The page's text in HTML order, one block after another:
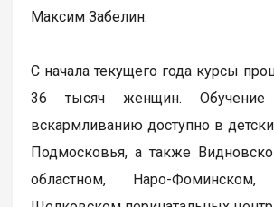
Максим Забелин.
С начала текущего года курсы
36 тысяч женщин. Обучение
вскармливанию доступно в
Подмосковья, а также
областном, Наро-Фоминском,